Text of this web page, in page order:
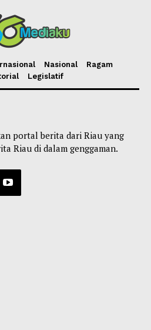
Nasional
Ragam
Legislatif
portal berita dari Riau yang
Riau di dalam genggaman.